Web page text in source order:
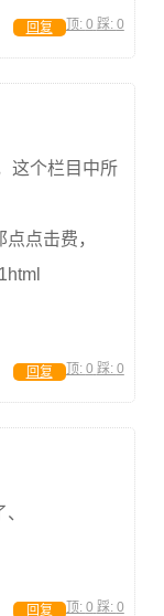
顶: 0 踩: 0
回复
这个栏目中所
点击费，
顶: 0 踩: 0
回复
顶: 0 踩: 0
回复